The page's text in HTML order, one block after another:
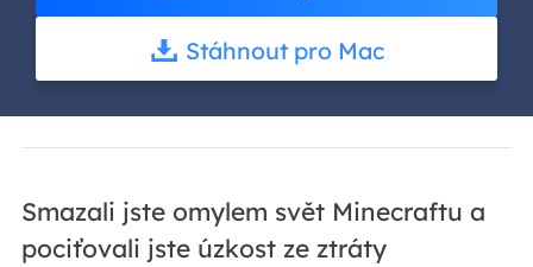
Stáhnout pro Mac
Smazali jste omylem svět Minecraftu a
pociťovali jste úzkost ze ztráty